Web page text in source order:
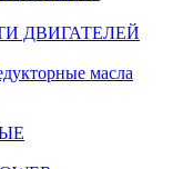
ДВИГАТЕЛЕЙ
масла